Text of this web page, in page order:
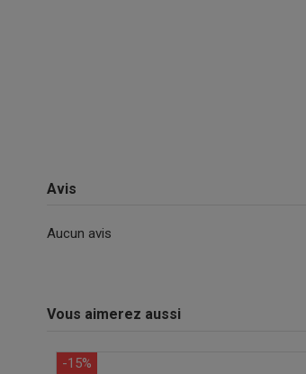
Avis
Aucun avis
Vous aimerez aussi
-15%